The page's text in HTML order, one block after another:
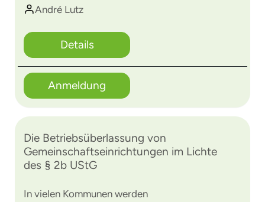
André Lutz
Details
Anmeldung
Die Betriebsüberlassung von
Gemeinschaftseinrichtungen im Lichte
des § 2b UStG
In vielen Kommunen werden